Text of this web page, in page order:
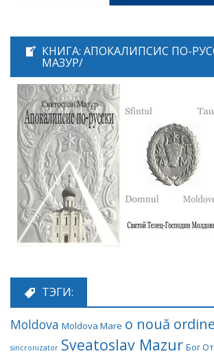
КНИГА: АПОКАЛИПСИС ПО-
МАЗУР/
ТЭГИ:
Moldova Moldova Mare o nouă
sincronizator Sveatoslav Mazur Бог